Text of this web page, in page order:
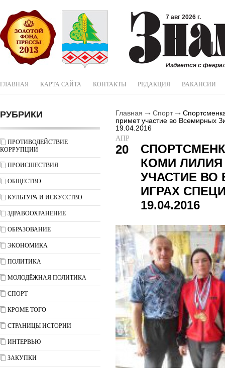
7 авг 2026 г.
Издается с
ГЛАВНАЯ КАРТА САЙТА КОНТАКТЫ РЕДАКЦИЯ ВАКАНСИИ
РУБРИКИ
ПРОТИВОДЕЙСТВИЕ
КОРРУПЦИИ
ПРОИСШЕСТВИЯ
ОБЩЕСТВО
КУЛЬТУРА И ИСКУССТВО
ЗДРАВООХРАНЕНИЕ
ОБРАЗОВАНИЕ
ЭКОНОМИКА
ПОЛИТИКА
МОЛОДЁЖНАЯ ПОЛИТИКА
СПОРТ
КРОМЕ ТОГО
СТРАНИЦЫ ИСТОРИИ
ИНТЕРВЬЮ
ЗАКУПКИ
Главная Спорт
примет участие во Всемирных
19.04.2016
АПР
20
КОМИ
УЧАСТИЕ
ИГРАХ
19.04.2016